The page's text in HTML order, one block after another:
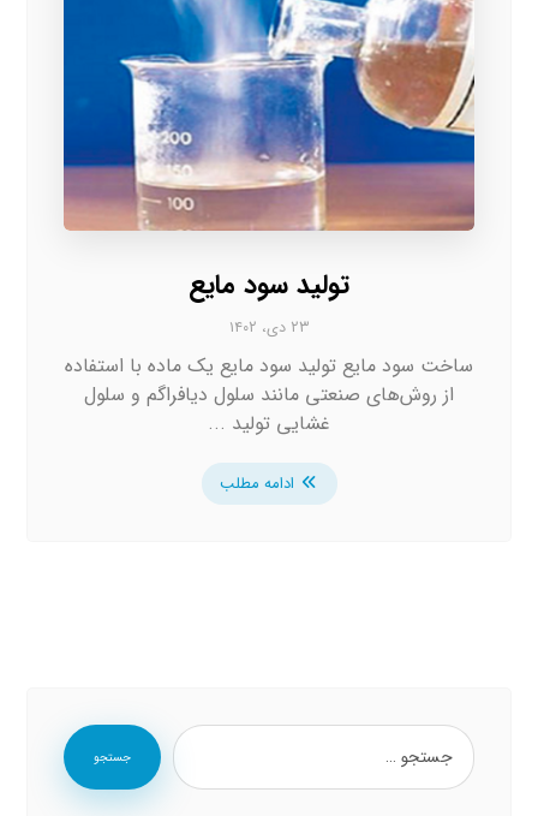
تولید سود مایع
۲۳ دی، ۱۴۰۲
ساخت سود مایع تولید سود مایع یک ماده با استفاده
از روش‌های صنعتی مانند سلول دیافراگم و سلول
غشایی تولید ...
ادامه مطلب
جستجو